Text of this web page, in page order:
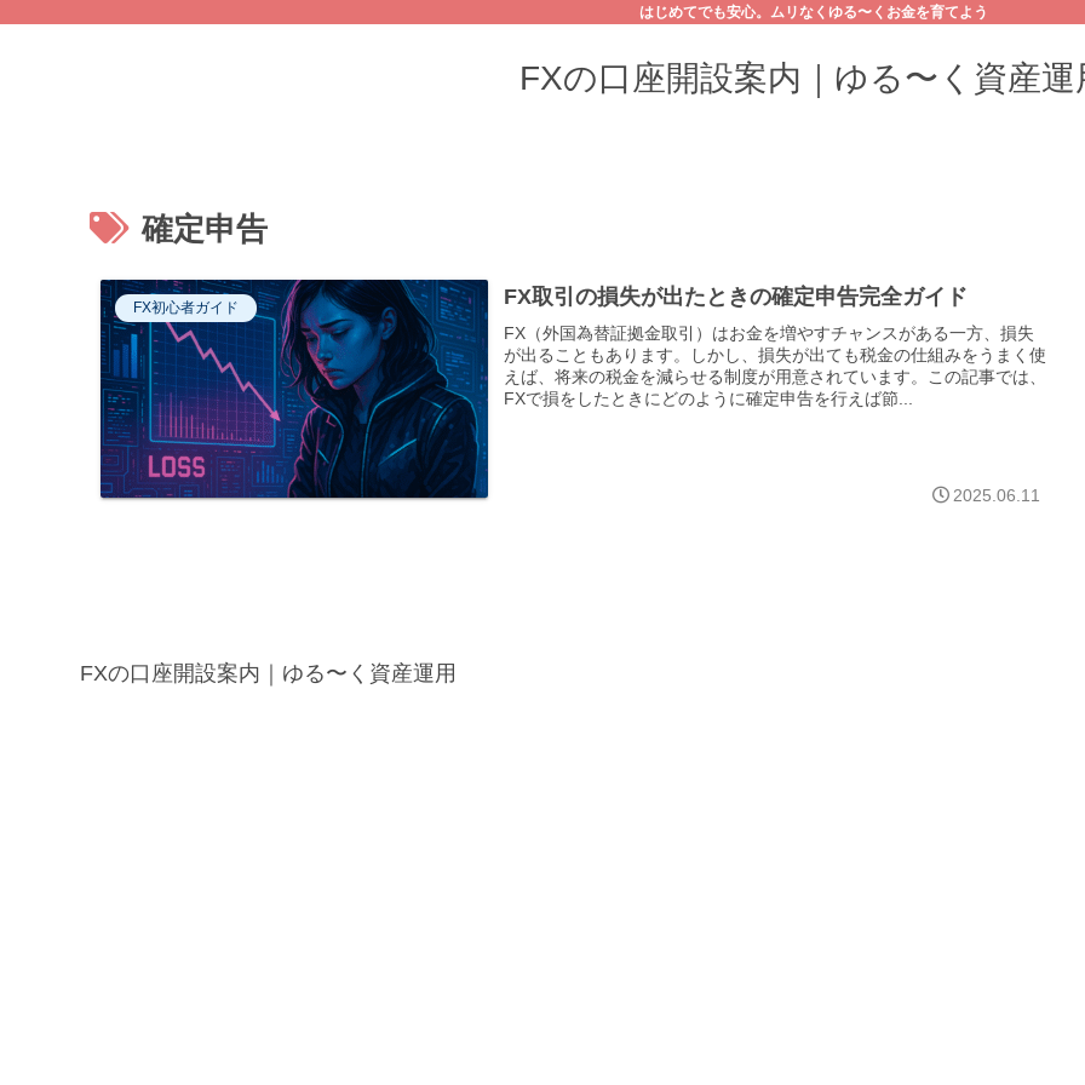
はじめてでも安心。ムリなくゆる〜くお金を育てよう
FXの口座開設案内｜ゆる〜く資産運
確定申告
FX初心者ガイド FX取引の損失が出たときの確定申告完全ガイド
FX（外国為替証拠金取引）はお金を増やすチャンスがある一方、損失
が出ることもあります。しかし、損失が出ても税金の仕組みをうまく使
えば、将来の税金を減らせる制度が用意されています。この記事では、
FXで損をしたときにどのように確定申告を行えば節...
2025.06.11
FXの口座開設案内｜ゆる〜く資産運用